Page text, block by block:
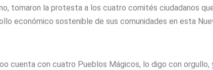
tomaron la protesta a los cuatro comités ciudadanos
económico sostenible de sus comunidades en esta
cuenta con cuatro Pueblos Mágicos, lo digo con